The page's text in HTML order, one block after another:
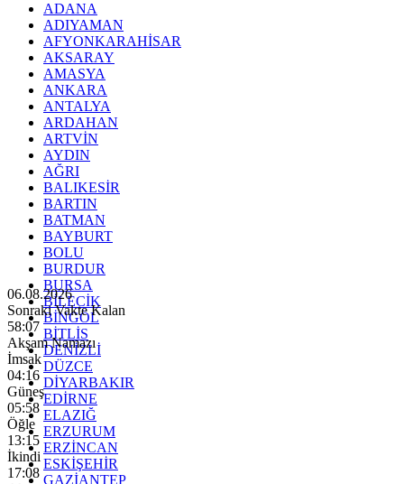
ADANA
ADIYAMAN
AFYONKARAHİSAR
AKSARAY
AMASYA
ANKARA
ANTALYA
ARDAHAN
ARTVİN
AYDIN
AĞRI
BALIKESİR
BARTIN
BATMAN
BAYBURT
BOLU
BURDUR
BURSA
BİLECİK
BİNGÖL
BİTLİS
DENİZLİ
DÜZCE
DİYARBAKIR
EDİRNE
ELAZIĞ
ERZURUM
ERZİNCAN
ESKİŞEHİR
GAZİANTEP
06.08.2026
Sonraki Vakte Kalan
58:05
Akşam Namazı
İmsak
04:16
Güneş
05:58
Öğle
13:15
İkindi
17:08